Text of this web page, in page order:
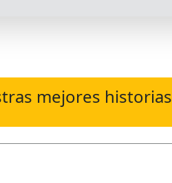
mejores historias